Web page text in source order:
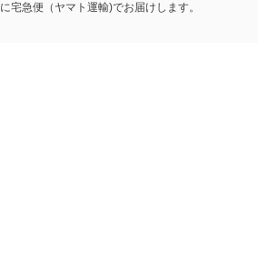
に宅急便（ヤマト運輸)でお届けします。